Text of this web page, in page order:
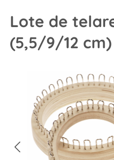
Lote de
(5,5/9/12 cm)